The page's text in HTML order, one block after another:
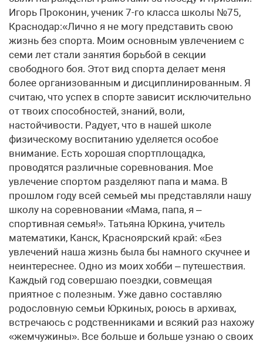
Игорь Проконин, ученик 7-го класса школы №75,
Краснодар:«Лично я не могу представить свою
жизнь без спорта. Моим основным увлечением с
семи лет стали занятия борьбой в секции
свободного боя. Этот вид спорта делает меня
более организованным и дисциплинированным. Я
считаю, что успех в спорте зависит исключительно
от твоих способностей, знаний, воли,
настойчивости. Радует, что в нашей школе
физическому воспитанию уделяется особое
внимание. Есть хорошая спортплощадка,
проводятся различные соревнования. Мое
увлечение спортом разделяют папа и мама. В
прошлом году всей семьей мы представляли нашу
школу на соревновании «Мама, папа, я –
спортивная семья!». Татьяна Юркина, учитель
математики, Канск, Красноярский край: «Без
увлечений наша жизнь была бы намного скучнее и
неинтереснее. Одно из моих хобби – путешествия.
Каждый год совершаю поездки, совмещая
приятное с полезным. Уже давно составляю
родословную семьи Юркиных, роюсь в архивах,
встречаюсь с родственниками и всякий раз нахожу
«жемчужины». Все больше и больше узнаю о своих